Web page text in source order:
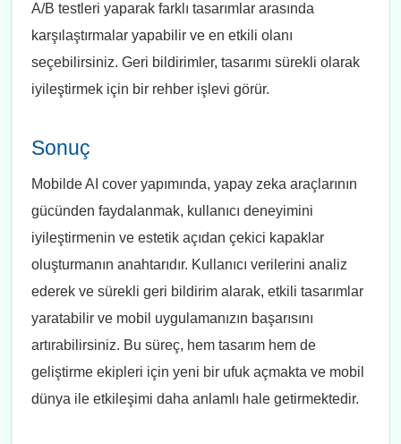
A/B testleri yaparak farklı tasarımlar arasında
karşılaştırmalar yapabilir ve en etkili olanı
seçebilirsiniz. Geri bildirimler, tasarımı sürekli olarak
iyileştirmek için bir rehber işlevi görür.
Sonuç
Mobilde AI cover yapımında, yapay zeka araçlarının
gücünden faydalanmak, kullanıcı deneyimini
iyileştirmenin ve estetik açıdan çekici kapaklar
oluşturmanın anahtarıdır. Kullanıcı verilerini analiz
ederek ve sürekli geri bildirim alarak, etkili tasarımlar
yaratabilir ve mobil uygulamanızın başarısını
artırabilirsiniz. Bu süreç, hem tasarım hem de
geliştirme ekipleri için yeni bir ufuk açmakta ve mobil
dünya ile etkileşimi daha anlamlı hale getirmektedir.